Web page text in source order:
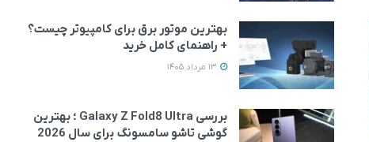
بهترین موتور برق برای کامپیوتر چیست؟
+ راهنمای کامل خرید
بررسی Galaxy Z Fold8 Ultra ؛ بهترین
گوشی تاشو سامسونگ برای سال 2026